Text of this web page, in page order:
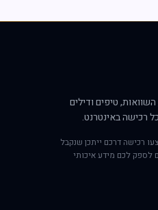
טיפים ודילים
רכישה באינטרנט.
רכישה דרכם ייתכן שנקבל
לספק לכם מידע איכותי